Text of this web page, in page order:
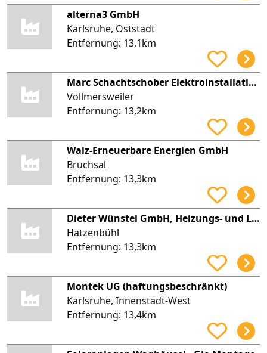
alterna3 GmbH
Karlsruhe, Oststadt
Entfernung: 13,1km
Marc Schachtschober Elektroinstallation
Vollmersweiler
Entfernung: 13,2km
Walz-Erneuerbare Energien GmbH
Bruchsal
Entfernung: 13,3km
Dieter Wünstel GmbH, Heizungs- und Lüftungsbau, Gas- und Wasserinstallation
Hatzenbühl
Entfernung: 13,3km
Montek UG (haftungsbeschränkt)
Karlsruhe, Innenstadt-West
Entfernung: 13,4km